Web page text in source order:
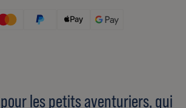
les petits aventuriers, qui